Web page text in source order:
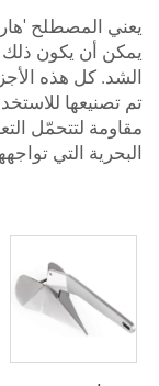
يعني المصطلح
يمكن أن يكون ذلك
الشد. كل هذه
تم تصنيعها
مقاومة لتتحمّل
البحرية التي